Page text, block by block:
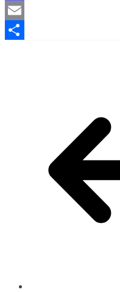
Mastodon
Email